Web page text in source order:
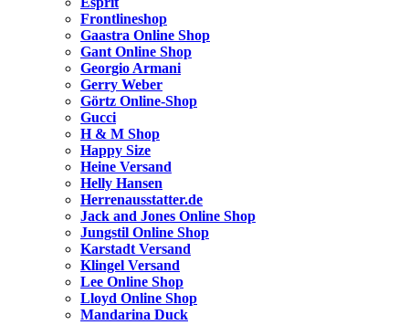
Frontlineshop
Gaastra Online Shop
Gant Online Shop
Georgio Armani
Gerry Weber
Görtz Online-Shop
Gucci
H & M Shop
Happy Size
Heine Versand
Helly Hansen
Herrenausstatter.de
Jack and Jones Online Shop
Jungstil Online Shop
Karstadt Versand
Klingel Versand
Lee Online Shop
Lloyd Online Shop
Mandarina Duck